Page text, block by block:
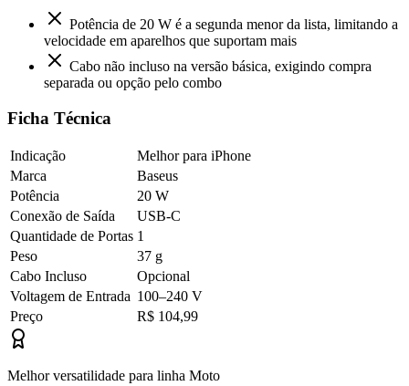
Potência de 20 W é a segunda menor da lista, limitando a
velocidade em aparelhos que suportam mais
Cabo não incluso na versão básica, exigindo compra
separada ou opção pelo combo
Ficha Técnica
Indicação
Melhor para iPhone
Marca
Baseus
Potência
20 W
Conexão de Saída
USB-C
Quantidade de Portas 1
Peso
37 g
Cabo Incluso
Opcional
Voltagem de Entrada 100–240 V
Preço
R$ 104,99
Melhor versatilidade para linha Moto